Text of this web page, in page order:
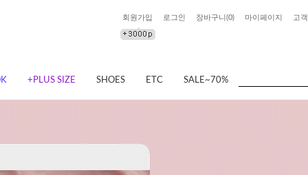
회원가입 로그인 장바구니(0) 마이페이지 고
+PLUS SIZE SHOES ETC SALE~70%